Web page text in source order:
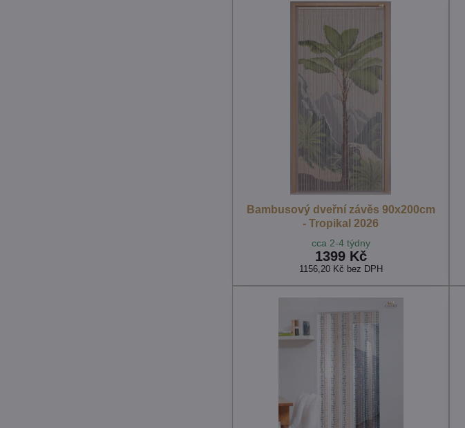
Bambusový dveřní závěs 90x200cm
- Tropikal 2026
cca 2-4 týdny
1399 Kč
1156,20 Kč bez DPH